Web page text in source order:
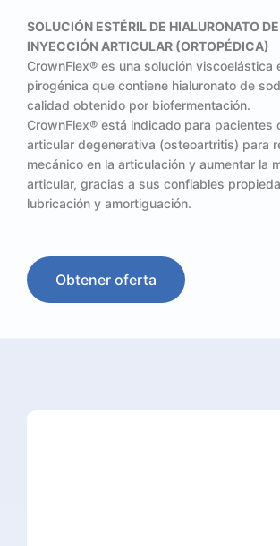
SOLUCIÓN ESTÉRIL DE HIALURONATO
INYECCIÓN ARTICULAR (ORTOPÉDICA)
CrownFlex® es una solución viscoelástica
pirogénica que contiene hialuronato de
calidad obtenido por biofermentación.
CrownFlex® está indicado para pacientes
articular degenerativa (osteoartritis) para
mecánico en la articulación y aumentar la
articular, gracias a sus confiables
lubricación y amortiguación.
Obtener oferta